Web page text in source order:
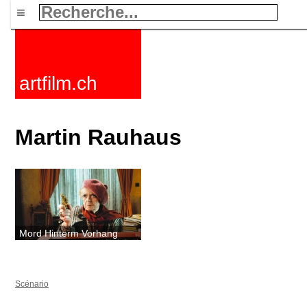
≡
artfilm.ch
Martin Rauhaus
Mord Hinterm Vorhang
Scénario